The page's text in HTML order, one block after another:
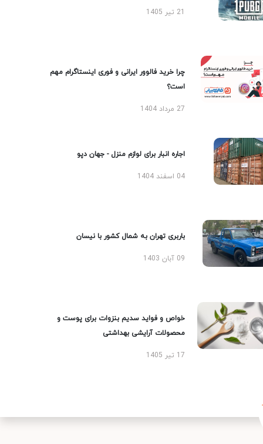
چرا خرید فالوور ایرانی و فوری اینستاگرام مهم
است؟
27 مرداد 1404
اجاره انبار برای لوازم منزل - جهان دپو
04 اسفند 1404
باربری تهران به شمال کشور با نیسان
09 آبان 1403
خواص و فواید سدیم بنزوات برای پوست و
محصولات آرایشی بهداشتی
17 تیر 1405